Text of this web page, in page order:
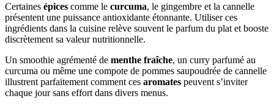
Certaines épices comme le curcuma, le gingembre et la cannelle
présentent une puissance antioxidante étonnante. Utiliser ces
ingrédients dans la cuisine relève souvent le parfum du plat et booste
discrètement sa valeur nutritionnelle.
Un smoothie agrémenté de menthe fraîche, un curry parfumé au
curcuma ou même une compote de pommes saupoudrée de cannelle
illustrent parfaitement comment ces aromates peuvent s’inviter
chaque jour sans effort dans divers menus.